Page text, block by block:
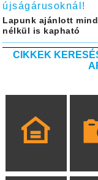
újságárusoknál!
Lapunk ajánlott
nélkül is kapható
CIKKEK